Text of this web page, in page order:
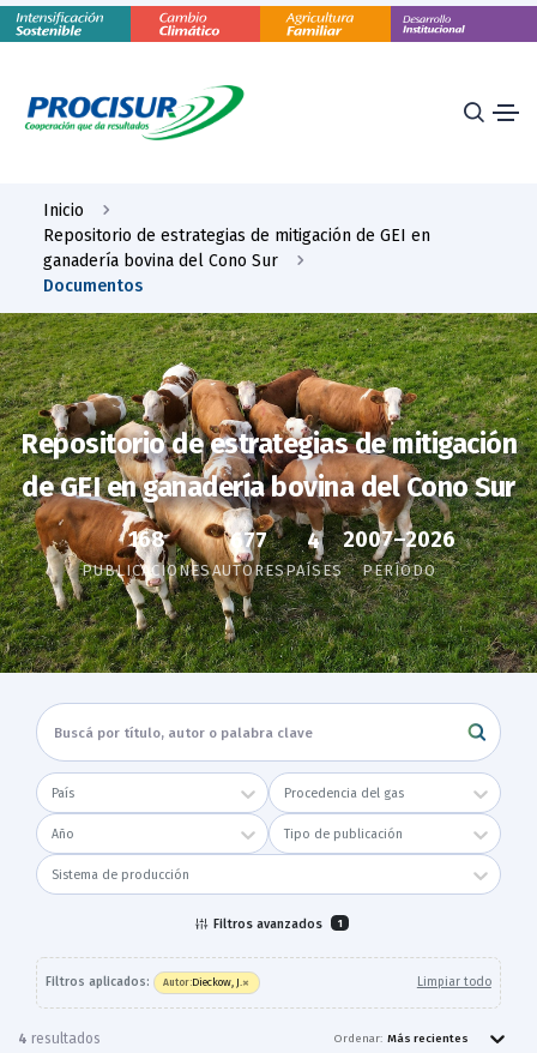
Inicio
Repositorio de estrategias de mitigación de GEI en
ganadería bovina del Cono Sur
Documentos
Repositorio de estrategias de mitigación
de GEI en ganadería bovina del Cono Sur
168
PUBLICACIONES
677
AUTORES
4
PAÍSES
2007–2026
PERÍODO
País Procedencia del gas
Año Tipo de publicación
Sistema de producción
Filtros avanzados 1
Filtros aplicados: Autor:Dieckow, J.× Limpiar todo
4 resultados Ordenar: Más recientes